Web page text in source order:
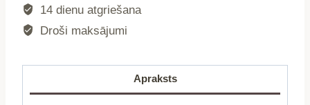
199x150cm
INTEX
14 dienu atgriešana
Droši maksājumi
Apraksts